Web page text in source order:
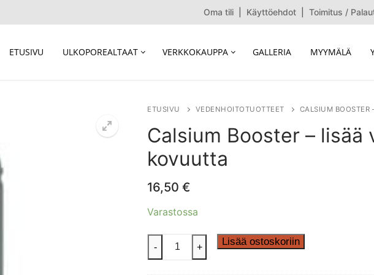
Oma tili Käyttöehdot Toimitus /
ETUSIVU ULKOPOREALTAAT VERKKOKAUPPA GALLERIA MYYMÄLÄ
ETUSIVU VEDENHOITOTUOTTEET CALSIUM BOOSTER
Calsium Booster – lisää
kovuutta
16,50 €
Varastossa
Calsium
Booster
- + Lisää ostoskoriin